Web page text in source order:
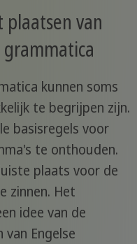
plaatsen van
grammatica
kunnen soms
te begrijpen zijn.
basisregels voor
te onthouden.
plaats voor de
zinnen. Het
idee van de
Engelse